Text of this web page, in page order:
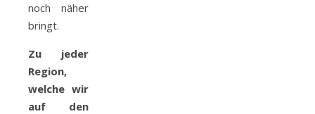
noch näher
bringt.
Zu jeder
Region,
welche wir
auf den